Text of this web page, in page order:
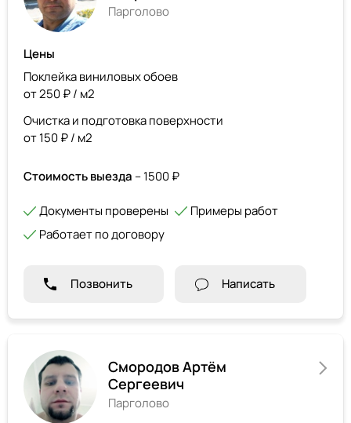
Парголово
Цены
Поклейка виниловых обоев
от 250 ₽ / м2
Очистка и подготовка поверхности
от 150 ₽ / м2
Стоимость выезда – 1500 ₽
Документы проверены
Примеры работ
Работает по договору
Позвонить Написать
Смородов Артём
Сергеевич
Парголово